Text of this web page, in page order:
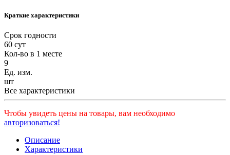
Краткие характеристики
Срок годности
60 сут
Кол-во в 1 месте
9
Ед. изм.
шт
Все характеристики
Чтобы увидеть цены на товары, вам необходимо
авторизоваться!
Описание
Характеристики